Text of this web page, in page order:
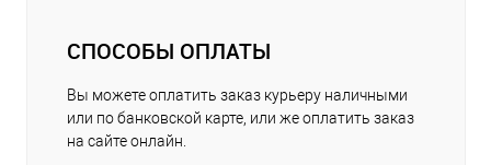
СПОСОБЫ ОПЛАТЫ
Вы можете оплатить заказ курьеру наличными
или по банковской карте, или же оплатить заказ
на сайте онлайн.